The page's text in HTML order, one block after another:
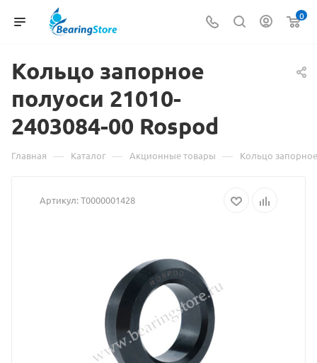
0
Кольцо запорное Материал
товаре
Кольцо
полуоси
00
Rospod
взят
полуоси 21010-
2403084-00 Rospod
Главная — Каталог — Акционные товары — Кольцо
Артикул:Т0000001428